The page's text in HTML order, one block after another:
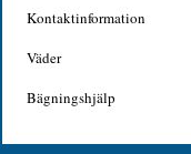
Kontaktinformation
Väder
Bägningshjälp